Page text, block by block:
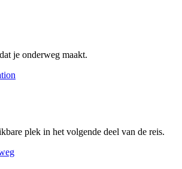
je onderweg maakt.
plek in het volgende deel van de reis.